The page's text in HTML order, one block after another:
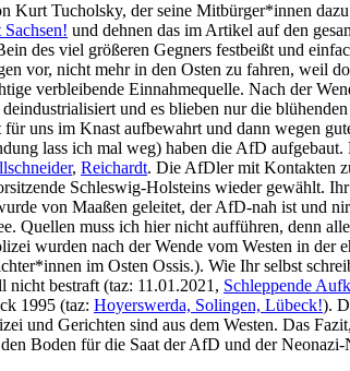
Kurt Tuchol­sky, der sei­ne Mitbürger*innen
und deh­nen das im Arti­kel auf den
des viel grö­ße­ren Geg­ners fest­beißt und
vor, nicht mehr in den Osten zu fah­ren,
ver­blei­ben­de Ein­nah­me­quel­le. Nach der
und es blie­ben nur die
für uns im Knast auf­be­wahrt und dann wegen
lass ich mal weg) haben die AfD auf­ge­baut.
, Rei­chardt. Die AfD­ler mit Kon­tak­ten
Schles­wig-Hol­steins wie­der gewählt.
von Maa­ßen gelei­tet, der AfD-nah ist und
Quel­len muss ich hier nicht auf­füh­ren, denn
wur­den nach der Wen­de vom Wes­ten in
im Osten Ossis.). Wie Ihr selbst
nicht bestraft (taz: 11.01.2021, Schlep­pen­de
1995 (taz: Hoyers­wer­da, Solin­gen, Lübeck!).
und Gerich­ten sind aus dem Wes­ten. Das
Boden für die Saat der AfD und der Neonazi-